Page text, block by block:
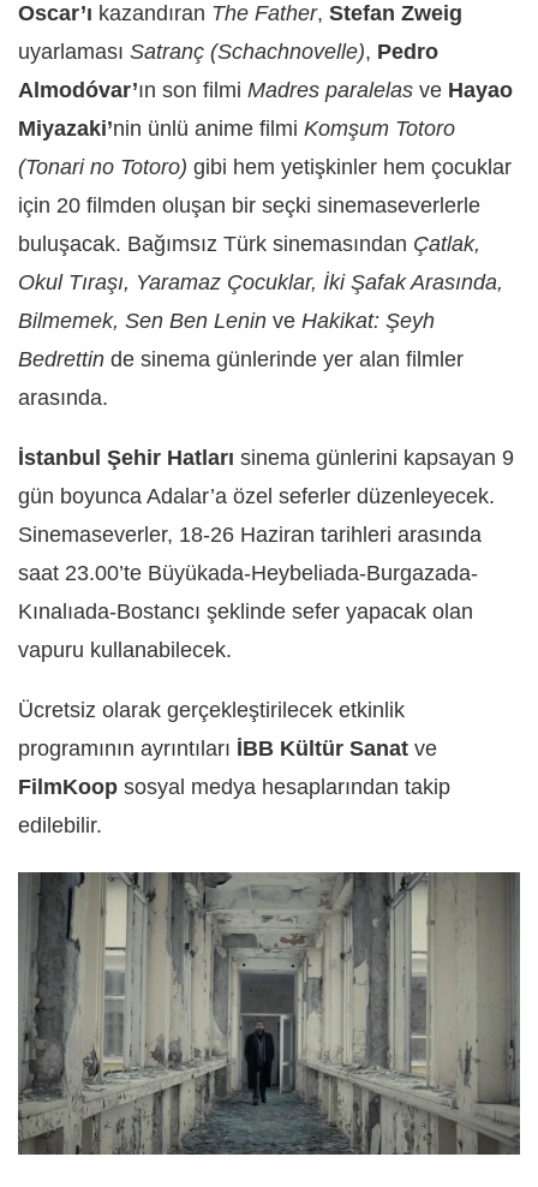
Oscar’ı kazandıran The Father, Stefan Zweig
uyarlaması Satranç (Schachnovelle), Pedro
Almodóvar’ın son filmi Madres paralelas ve Hayao
Miyazaki’nin ünlü anime filmi Komşum Totoro
(Tonari no Totoro) gibi hem yetişkinler hem çocuklar
için 20 filmden oluşan bir seçki sinemaseverlerle
buluşacak. Bağımsız Türk sinemasından Çatlak,
Okul Tıraşı, Yaramaz Çocuklar, İki Şafak Arasında,
Bilmemek, Sen Ben Lenin ve Hakikat: Şeyh
Bedrettin de sinema günlerinde yer alan filmler
arasında.
İstanbul Şehir Hatları sinema günlerini kapsayan 9
gün boyunca Adalar’a özel seferler düzenleyecek.
Sinemaseverler, 18-26 Haziran tarihleri arasında
saat 23.00’te Büyükada-Heybeliada-Burgazada-
Kınalıada-Bostancı şeklinde sefer yapacak olan
vapuru kullanabilecek.
Ücretsiz olarak gerçekleştirilecek etkinlik
programının ayrıntıları İBB Kültür Sanat ve
FilmKoop sosyal medya hesaplarından takip
edilebilir.